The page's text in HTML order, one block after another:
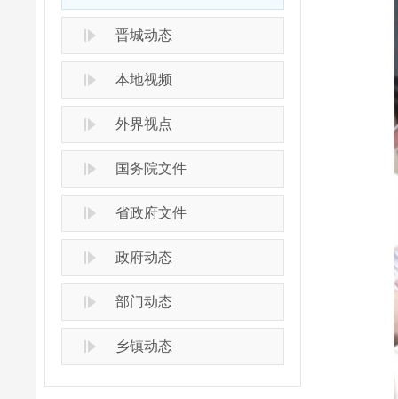
晋城动态
本地视频
外界视点
国务院文件
省政府文件
政府动态
部门动态
乡镇动态